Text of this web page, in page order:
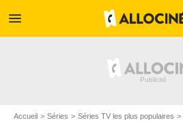
menu
Accueil Séries Séries TV les plus populaires